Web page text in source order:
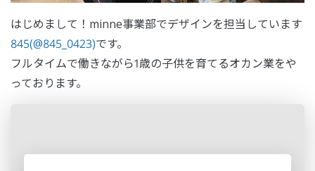
はじめまして！minne事業部でデザインを担当しています
845(@845_0423)です。
フルタイムで働きながら1歳の子供を育てるオカン業をや
っております。